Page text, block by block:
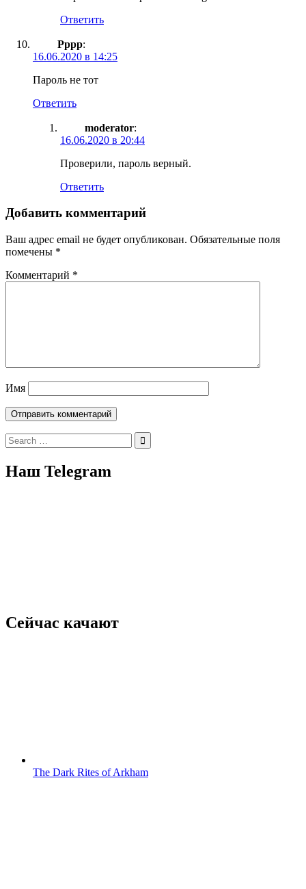
Ответить
Рррр:
16.06.2020 в 14:25
Пароль не тот
Ответить
moderator:
16.06.2020 в 20:44
Проверили, пароль верный.
Ответить
Добавить комментарий
Ваш адрес email не будет опубликован. Обязательные поля
помечены *
Комментарий *
Имя
Search
for:
Наш Telegram
Сейчас качают
The Dark Rites of Arkham